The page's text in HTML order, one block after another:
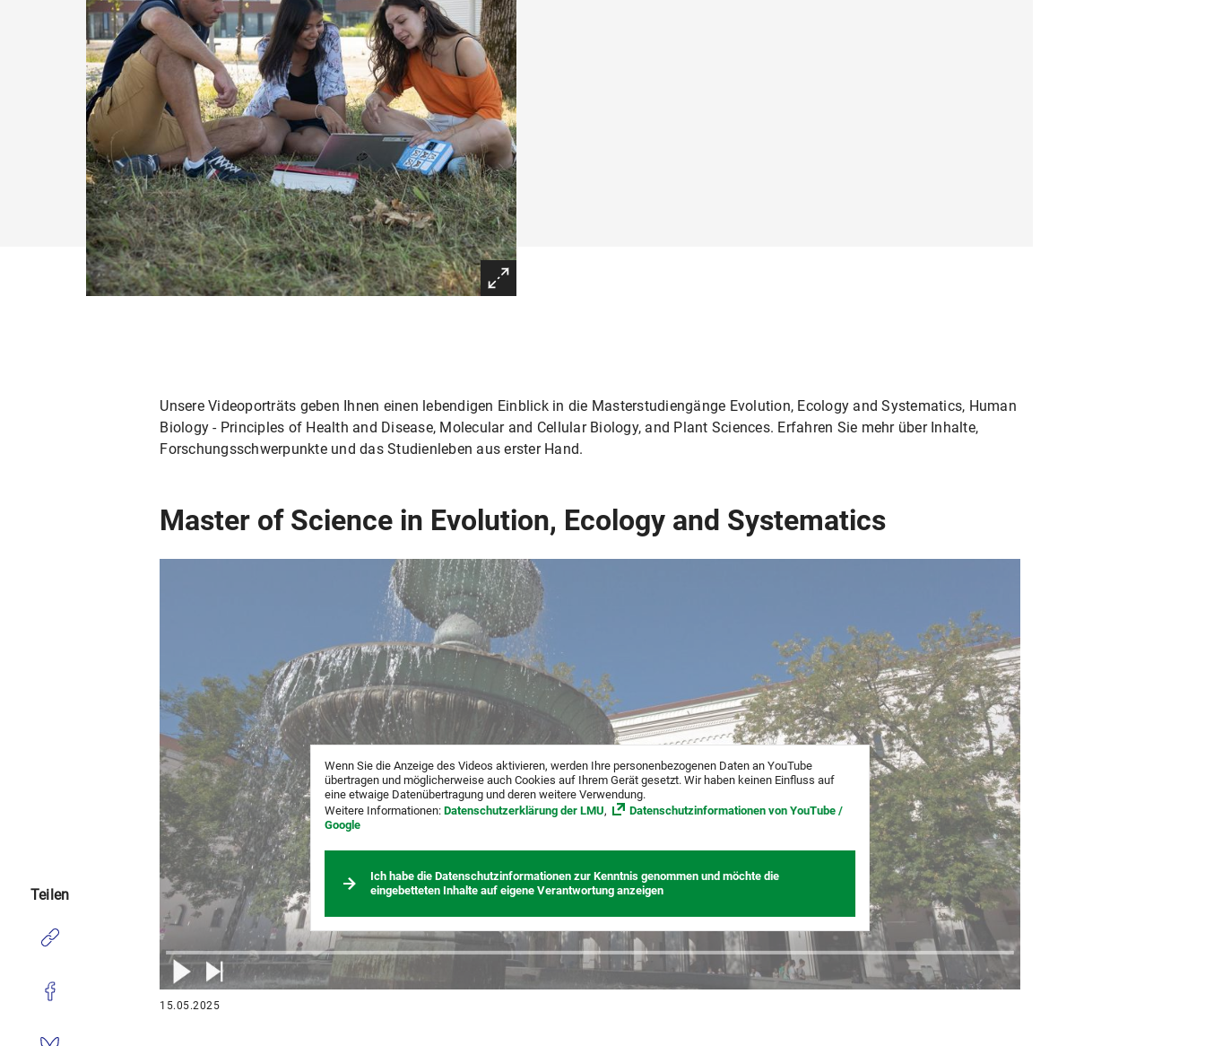
Unsere Videoporträts geben Ihnen einen lebendigen Einblick in die Masterstudiengänge Evolution, Ecology and Systematics, Human
Biology - Principles of Health and Disease, Molecular and Cellular Biology, and Plant Sciences. Erfahren Sie mehr über Inhalte,
Forschungsschwerpunkte und das Studienleben aus erster Hand.
Master of Science in Evolution, Ecology and Systematics
Wenn Sie die Anzeige des Videos aktivieren, werden Ihre personenbezogenen Daten an YouTube
übertragen und möglicherweise auch Cookies auf Ihrem Gerät gesetzt. Wir haben keinen Einfluss auf
eine etwaige Datenübertragung und deren weitere Verwendung.
Weitere Informationen:Datenschutzerklärung der LMU,
Datenschutzinformationen von YouTube /
Google
Ich habe die Datenschutzinformationen zur Kenntnis genommen und möchte die
eingebetteten Inhalte auf eigene Verantwortung anzeigen
15.05.2025
Teilen